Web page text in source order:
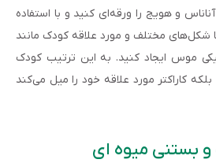
و هویج را ورقه‌ای کنید و با استفاده
شکل‌های مختلف و مورد علاقه کودک مانند
موس ایجاد کنید. به این ترتیب کودک
کاراکتر مورد علاقه خود را میل می‌کند
بستنی میوه ای